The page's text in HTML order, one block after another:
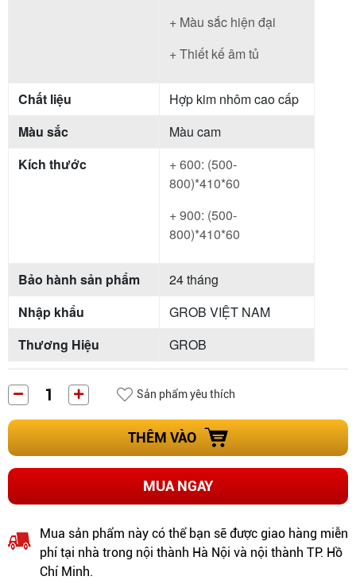
+ Màu sắc hiện đại
+ Thiết kế âm tủ
Chất liệu
Hợp kim nhôm cao cấp
Màu sắc
Màu cam
Kích thước
+ 600: (500-
800)*410*60
+ 900: (500-
800)*410*60
Bảo hành sản phẩm
24 tháng
Nhập khẩu
GROB VIỆT NAM
Thương Hiệu
GROB
Sản phẩm yêu thích
THÊM VÀO
MUA NGAY
Mua sản phẩm này có thể bạn sẽ được giao hàng miễn
phí tại nhà trong nội thành Hà Nội và nội thành TP. Hồ
Chí Minh.